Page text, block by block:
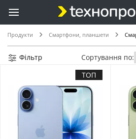
Продукти Смартфони, планшети
Фільтр Сортування по:
ТОП